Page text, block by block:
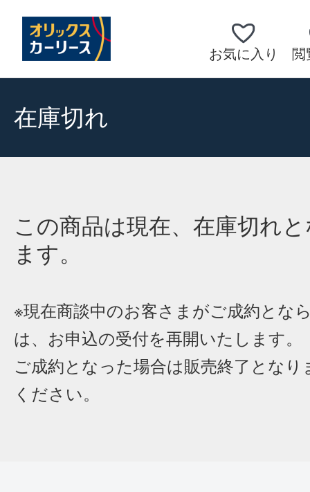
お気に入り 閲
在庫切れ
この商品は現在、在庫切れ
ます。
※現在商談中のお客さまがご成約とな
は、お申込の受付を再開いたします。
ご成約となった場合は販売終了となり
ください。